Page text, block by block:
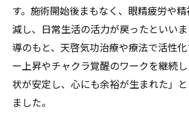
す。施術開始後まもなく、眼精疲労や
減し、日常生活の活力が戻ったといい
導のもと、天啓気功治療や療法で活性
ー上昇やチャクラ覚醒のワークを継続
状が安定し、心にも余裕が生まれた」
ました。